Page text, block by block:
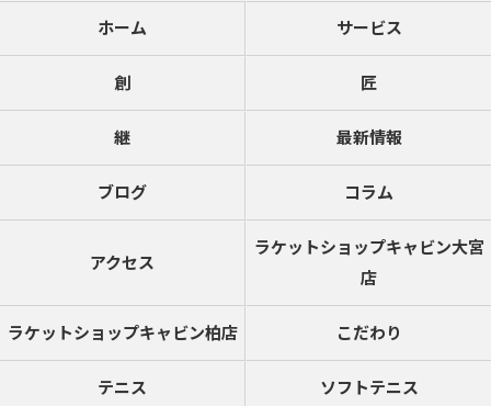
ホーム サービス
創 匠
継 最新情報
ブログ コラム
アクセス
ラケットショップキャビン大宮
店
ラケットショップキャビン柏店 こだわり
テニス ソフトテニス